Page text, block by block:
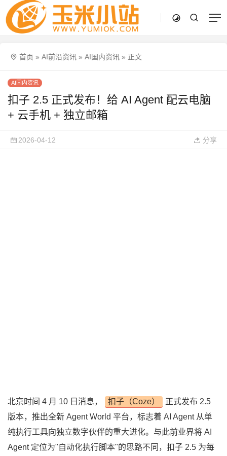
首页 » AI前沿资讯 » AI国内资讯 » 正文
AI国内资讯
扣子 2.5 正式发布！给 AI Agent 配云电脑
+ 云手机 + 独立邮箱
2026-04-12 分享
北京时间 4 月 10 日消息， 扣子（Coze）
正式发布 2.5
版本，推出全新 Agent World 平台，标志着 AI Agent 从单
纯执行工具向独立数字伙伴的重大进化。与此前业界将 AI
Agent 定位为"自动化执行脚本"的思路不同，扣子 2.5 为每